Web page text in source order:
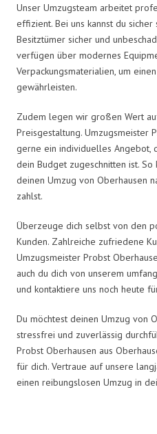
Unser Umzugsteam arbeitet
effizient. Bei uns kannst du
Besitztümer sicher und
verfügen über modernes
Verpackungsmaterialien, um
gewährleisten.
Zudem legen wir großen Wert
Preisgestaltung. Umzugsmeister
gerne ein individuelles Angebot,
dein Budget zugeschnitten ist.
deinen Umzug von Oberhausen
zahlst.
Überzeuge dich selbst von den
Kunden. Zahlreiche zufriedene
Umzugsmeister Probst
auch du dich von unserem
und kontaktiere uns noch heute
Du möchtest deinen Umzug von
stressfrei und zuverlässig
Probst Oberhausen aus
für dich. Vertraue auf unsere
einen reibungslosen Umzug in